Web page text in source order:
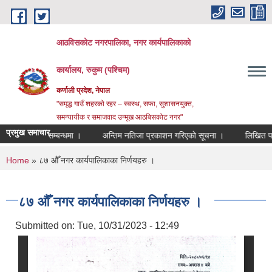
Skip to main content
आठविसकोट नगरपालिका, नगर कार्यपालिकाको
कार्यालय, रुकुम (पश्चिम)
कर्णाली प्रदेश, नेपाल
"समृद्ध गाउँ शहरको रहर – स्वस्थ, सफा, सुशासनयुक्त,
समन्यायीक र समाजवाद उन्मूख आठबिसकोट नगर"
प्रमुख समाचार
गर्ने सम्बन्धमा । अन्तिम नतिजा प्रकाशन गरिएको सूचना । लिखित
You are here
Home » ८७ औँ नगर कार्यपालिकाका निर्णयहरु ।
८७ औँ नगर कार्यपालिकाका निर्णयहरु ।
Submitted on: Tue, 10/31/2023 - 12:49